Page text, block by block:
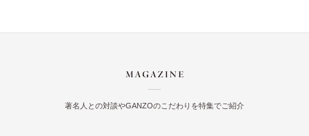
著名人との対談やGANZOのこだわりを特集でご紹介